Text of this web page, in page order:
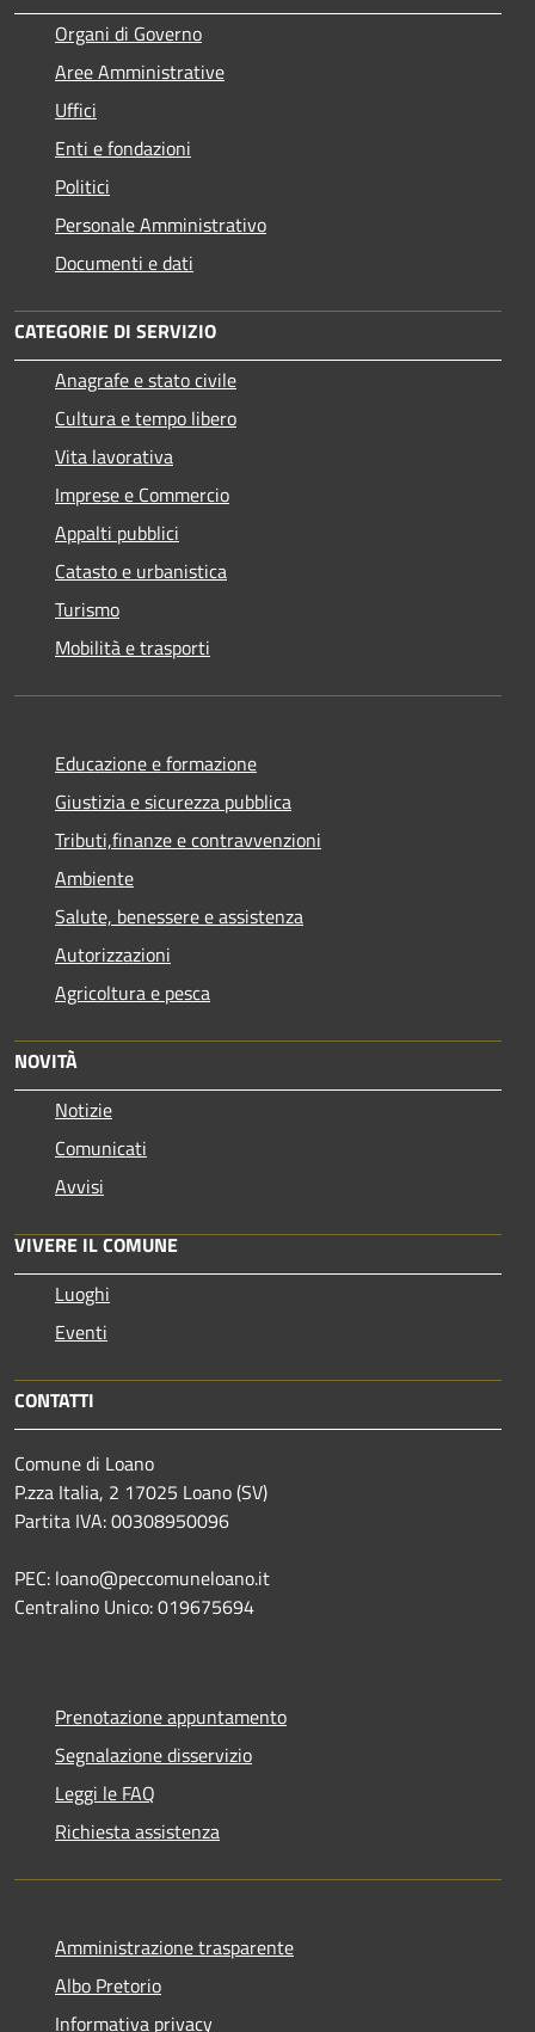
Organi di Governo
Aree Amministrative
Uffici
Enti e fondazioni
Politici
Personale Amministrativo
Documenti e dati
CATEGORIE DI SERVIZIO
Anagrafe e stato civile
Cultura e tempo libero
Vita lavorativa
Imprese e Commercio
Appalti pubblici
Catasto e urbanistica
Turismo
Mobilità e trasporti
Educazione e formazione
Giustizia e sicurezza pubblica
Tributi,finanze e contravvenzioni
Ambiente
Salute, benessere e assistenza
Autorizzazioni
Agricoltura e pesca
NOVITÀ
Notizie
Comunicati
Avvisi
VIVERE IL COMUNE
Luoghi
Eventi
CONTATTI
Comune di Loano
P.zza Italia, 2 17025 Loano (SV)
Partita IVA: 00308950096
PEC: loano@peccomuneloano.it
Centralino Unico: 019675694
Prenotazione appuntamento
Segnalazione disservizio
Leggi le FAQ
Richiesta assistenza
Amministrazione trasparente
Albo Pretorio
Informativa privacy